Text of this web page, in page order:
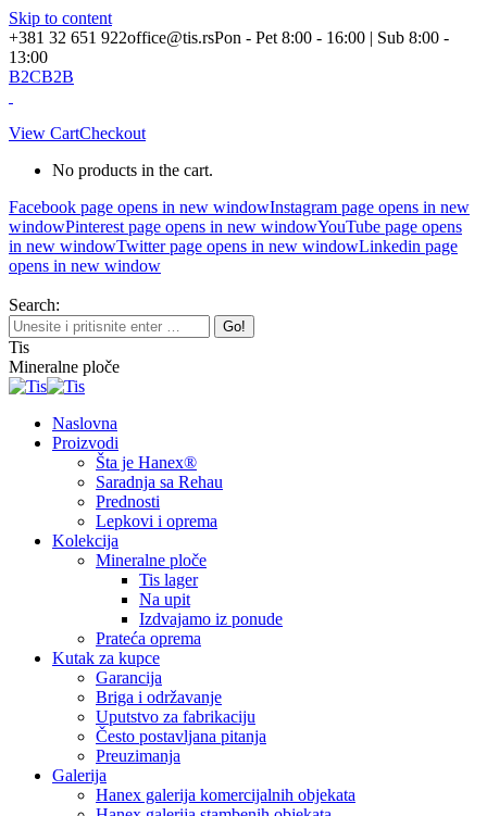
Skip to content
+381 32 651 922office@tis.rsPon - Pet 8:00 - 16:00 | Sub 8:00 -
13:00
B2CB2B
View CartCheckout
No products in the cart.
Facebook page opens in new windowInstagram page opens in new
windowPinterest page opens in new windowYouTube page opens
in new windowTwitter page opens in new windowLinkedin page
opens in new window
Search:
Tis
Mineralne ploče
Naslovna
Proizvodi
Šta je Hanex®
Saradnja sa Rehau
Prednosti
Lepkovi i oprema
Kolekcija
Mineralne ploče
Tis lager
Na upit
Izdvajamo iz ponude
Prateća oprema
Kutak za kupce
Garancija
Briga i održavanje
Uputstvo za fabrikaciju
Često postavljana pitanja
Preuzimanja
Galerija
Hanex galerija komercijalnih objekata